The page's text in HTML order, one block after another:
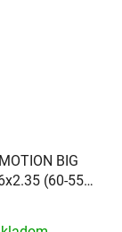
BIG
(60-559)